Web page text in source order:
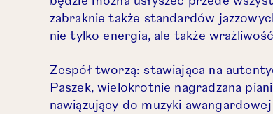
zabraknie także standardów
nie tylko energia, ale także
Zespół tworzą: stawiająca na
Paszek, wielokrotnie nagradzana
nawiązujący do muzyki